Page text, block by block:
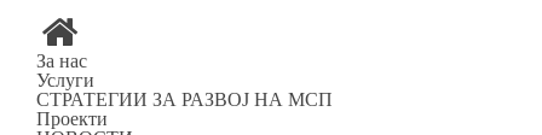
За нас
Услуги
СТРАТЕГИИ ЗА РАЗВОЈ НА МСП
Проекти